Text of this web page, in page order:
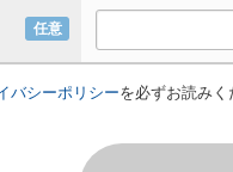
任意
バシーポリシーを必ずお読み